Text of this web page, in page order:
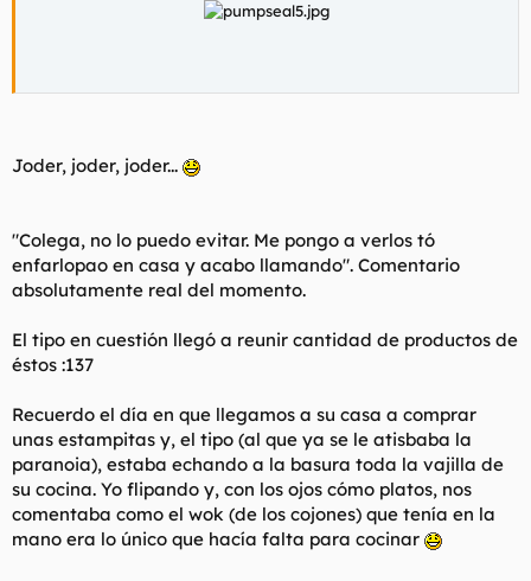
Joder, joder, joder...
"Colega, no lo puedo evitar. Me pongo a verlos tó
enfarlopao en casa y acabo llamando". Comentario
absolutamente real del momento.
El tipo en cuestión llegó a reunir cantidad de productos de
éstos :137
Recuerdo el día en que llegamos a su casa a comprar
unas estampitas y, el tipo (al que ya se le atisbaba la
paranoia), estaba echando a la basura toda la vajilla de
su cocina. Yo flipando y, con los ojos cómo platos, nos
comentaba como el wok (de los cojones) que tenía en la
mano era lo único que hacía falta para cocinar